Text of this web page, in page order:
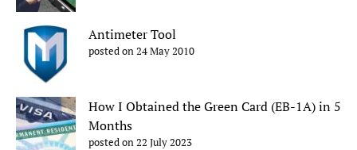
Antimeter Tool
posted on 24 May 2010
How I Obtained the Green Card (EB-1A) in 5
Months
posted on 22 July 2023